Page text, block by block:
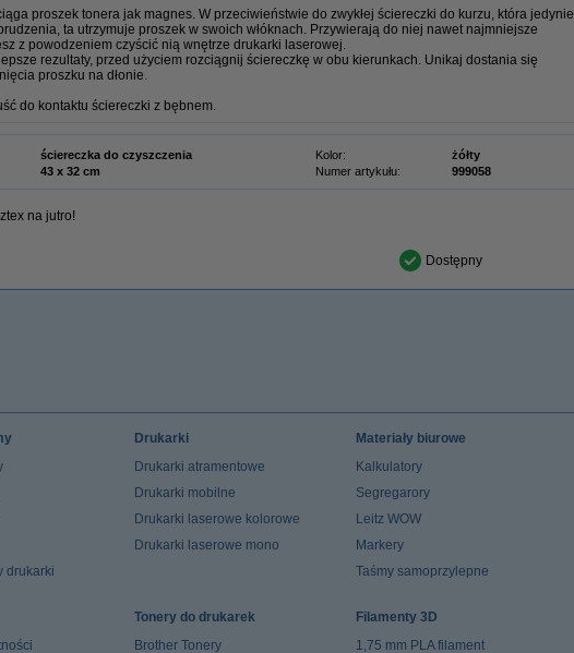
proszek tonera jak magnes. W przeciwieństwie do zwykłej ściereczki do kurzu, która jedynie
ta utrzymuje proszek w swoich włóknach. Przywierają do niej nawet najmniejsze
z powodzeniem czyścić nią wnętrze drukarki laserowej.
rezultaty, przed użyciem rozciągnij ściereczkę w obu kierunkach. Unikaj dostania się
proszku na dłonie.
do kontaktu ściereczki z bębnem.
ściereczka do czyszczenia Kolor:
żółty
43 x 32 cm Numer artykułu: 999058
na jutro!
Dostępny
drukarki
Drukarki
Drukarki atramentowe
Drukarki mobilne
Drukarki laserowe kolorowe
Drukarki laserowe mono
Materiały biurowe
Kalkulatory
Segregarory
Leitz WOW
Markery
Taśmy samoprzylepne
Tonery do drukarek
Brother Tonery
Filamenty 3D
1,75 mm PLA filament